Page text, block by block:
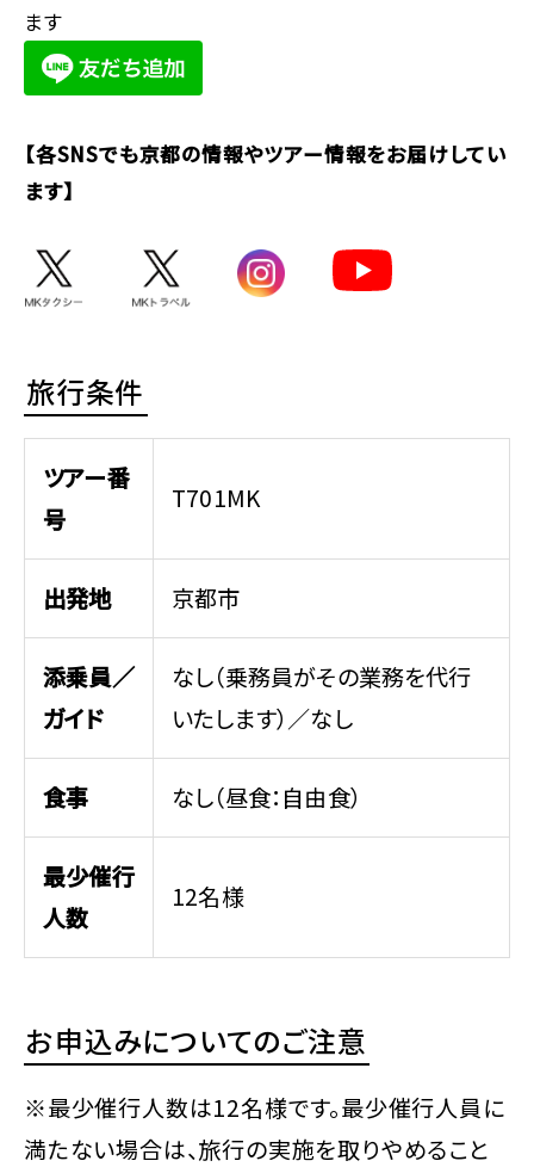
ます
【各SNSでも京都の情報やツアー情報をお届けしてい
ます】
旅行条件
ツアー番
号
T701MK
出発地 京都市
添乗員／
ガイド
なし（乗務員がその業務を代行
いたします）／なし
食事 なし（昼食：自由食）
最少催行
人数
12名様
お申込みについてのご注意
※最少催行人数は12名様です。最少催行人員に
満たない場合は、旅行の実施を取りやめること